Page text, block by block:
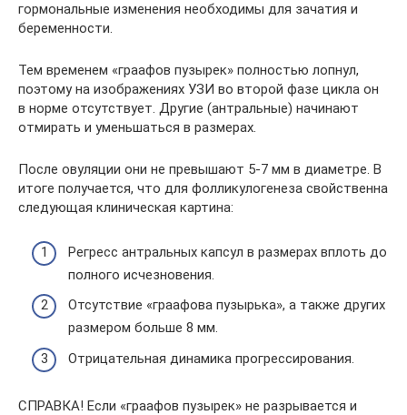
гормональные изменения необходимы для зачатия и
беременности.
Тем временем «граафов пузырек» полностью лопнул,
поэтому на изображениях УЗИ во второй фазе цикла он
в норме отсутствует. Другие (антральные) начинают
отмирать и уменьшаться в размерах.
После овуляции они не превышают 5-7 мм в диаметре. В
итоге получается, что для фолликулогенеза свойственна
следующая клиническая картина:
Регресс антральных капсул в размерах вплоть до
полного исчезновения.
Отсутствие «граафова пузырька», а также других
размером больше 8 мм.
Отрицательная динамика прогрессирования.
СПРАВКА! Если «граафов пузырек» не разрывается и